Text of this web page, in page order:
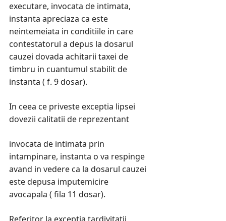
executare, invocata de intimata,
instanta apreciaza ca este
neintemeiata in conditiile in care
contestatorul a depus la dosarul
cauzei dovada achitarii taxei de
timbru in cuantumul stabilit de
instanta ( f. 9 dosar).
In ceea ce priveste exceptia lipsei
dovezii calitatii de reprezentant
invocata de intimata prin
intampinare, instanta o va respinge
avand in vedere ca la dosarul cauzei
este depusa imputemicire
avocapala ( fila 11 dosar).